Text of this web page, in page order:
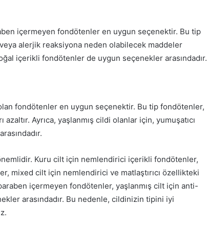
içermeyen fondötenler en uygun seçenektir. Bu tip
alerjik reaksiyona neden olabilecek maddeler
içerikli fondötenler de uygun seçenekler arasındadır.
fondötenler en uygun seçenektir. Bu tip fondötenler,
azaltır. Ayrıca, yaşlanmış cildi olanlar için, yumuşatıcı
Kuru cilt için nemlendirici içerikli fondötenler,
mixed cilt için nemlendirici ve matlaştırıcı özellikteki
içermeyen fondötenler, yaşlanmış cilt için anti-
arasındadır. Bu nedenle, cildinizin tipini iyi